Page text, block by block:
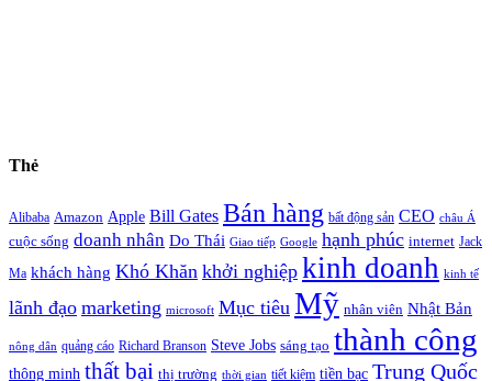
Thẻ
Alibaba Amazon Apple Bill Gates Bán hàng bất động sản CEO châu Á
cuộc sống doanh nhân Do Thái Giao tiếp Google hạnh phúc internet Jack
Ma khách hàng Khó Khăn khởi nghiệp kinh doanh kinh tế
lãnh đạo marketing microsoft Mục tiêu Mỹ nhân viên Nhật Bản
nông dân quảng cáo Richard Branson Steve Jobs sáng tạo thành công
thông minh thất bại thị trường thời gian tiết kiệm tiền bạc Trung Quốc